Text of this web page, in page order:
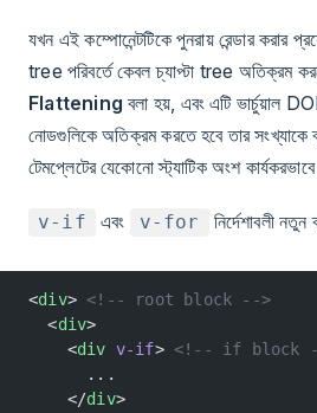
যখন এই কম্পোনেন্টটিকে পুনরায় রেন্ডার করার
tree পরিবর্তে কেবল চ্যাপ্টা tree অতিক্রম
Flattening বলা হয়, এবং এটি ভার্চুয়াল
নোডগুলিকে অতিক্রম করতে হবে তার সংখ্যাকে
টেমপ্লেটের যেকোনো স্ট্যাটিক অংশ
v-if এবং v-for নির্দেশাবলী
<div> <!-- root block -->
  <
div>
    <
div v-if> <!-- if block
      ...
    </
div>